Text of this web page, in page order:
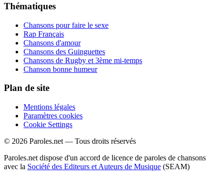
Thématiques
Chansons pour faire le sexe
Rap Français
Chansons d'amour
Chansons des Guinguettes
Chansons de Rugby et 3ème mi-temps
Chanson bonne humeur
Plan de site
Mentions légales
Paramètres cookies
Cookie Settings
© 2026 Paroles.net — Tous droits réservés
Paroles.net dispose d'un accord de licence de paroles de chansons
avec la Société des Editeurs et Auteurs de Musique (SEAM)